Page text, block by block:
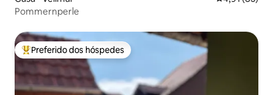
Pommernperle
Entre os melhores preferidos dos hóspedes
Preferido dos hóspedes